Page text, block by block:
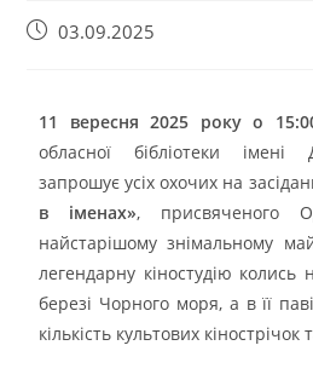
03.09.2025
11 вересня 2025 року о
обласної бібліотеки імені
запрошує усіх охочих на
в іменах», присвяченого
найстарішому знімальному
легендарну кіностудію колись
березі Чорного моря, а в її
кількість культових кінострічок